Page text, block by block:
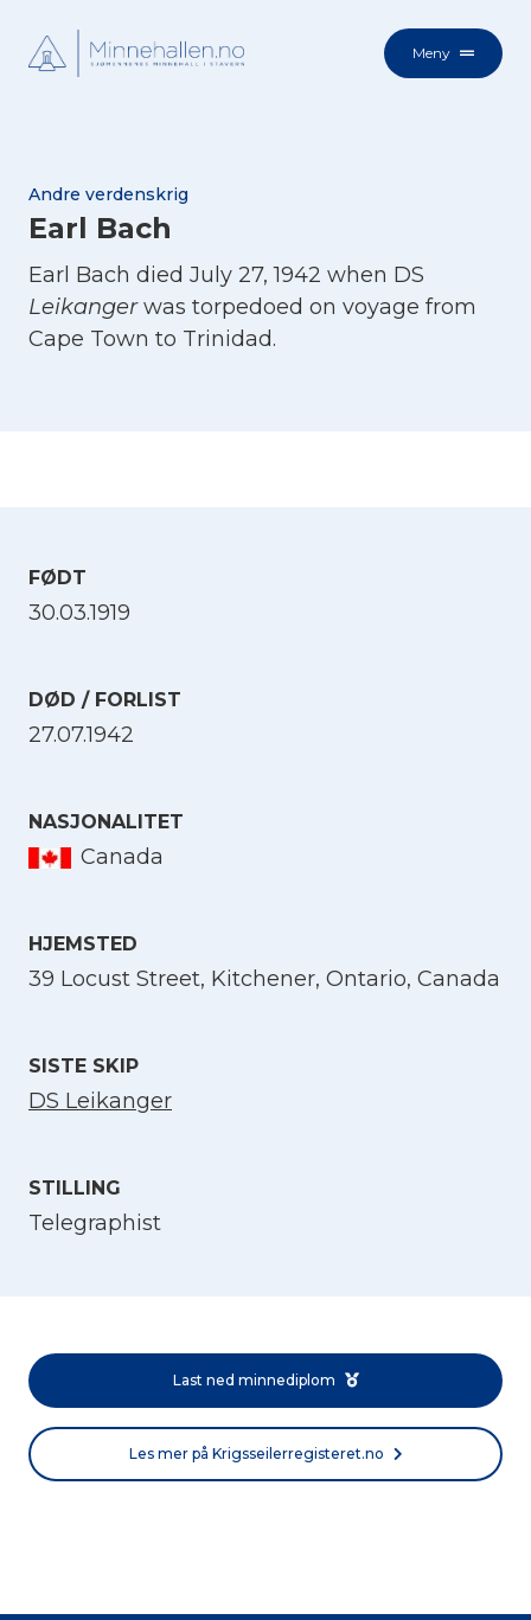
Meny
Andre verdenskrig
Earl Bach
Earl Bach died July 27, 1942 when DS
Leikangerwas torpedoed on voyage from
Cape Town to Trinidad.
FØDT
30.03.1919
DØD / FORLIST
27.07.1942
NASJONALITET
Canada
HJEMSTED
39 Locust Street, Kitchener, Ontario, Canada
SISTE SKIP
DS Leikanger
STILLING
Telegraphist
Last ned minnediplom
Les mer på Krigsseilerregisteret.no